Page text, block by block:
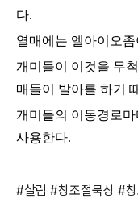
다.
열매에는 엘아이오
개미들이 이것을 무
매들이 발아를 하기
개미들의 이동경로
사용한다.
#살림 #창조절묵상 #